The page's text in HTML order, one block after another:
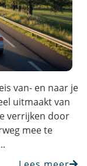
van- en naar je
uitmaakt van
verrijken door
mee te